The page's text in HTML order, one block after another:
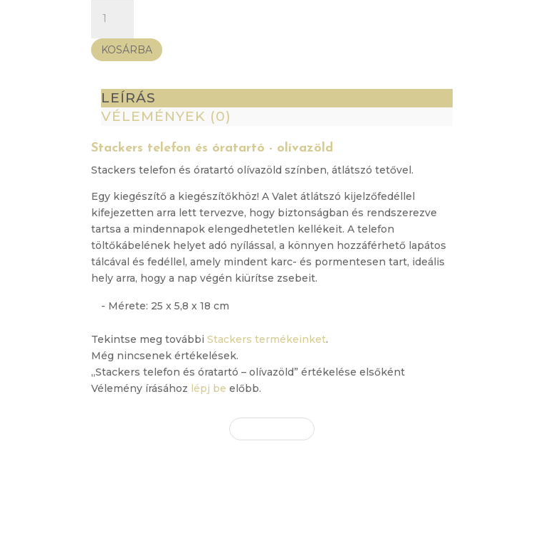
telefon
és
óratartó
olívazöld
mennyiség
KOSÁRBA
LEÍRÁS
VÉLEMÉNYEK (0)
Stackers telefon és óratartó - olívazöld
Stackers telefon és óratartó olívazöld színben, átlátszó tetővel.
Egy kiegészítő a kiegészítőkhöz! A Valet átlátszó kijelzőfedéllel
kifejezetten arra lett tervezve, hogy biztonságban és rendszerezve
tartsa a mindennapok elengedhetetlen kellékeit. A telefon
töltőkábelének helyet adó nyílással, a könnyen hozzáférhető lapátos
tálcával és fedéllel, amely mindent karc- és pormentesen tart, ideális
hely arra, hogy a nap végén kiürítse zsebeit.
- Mérete: 25 x 5,8 x 18 cm
Tekintse meg további Stackers termékeinket.
Még nincsenek értékelések.
„Stackers telefon és óratartó – olívazöld” értékelése elsőként
Vélemény írásához lépj be előbb.